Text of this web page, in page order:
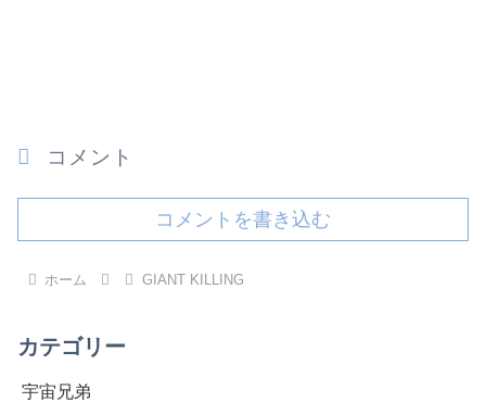
コメント
コメントを書き込む
ホーム GIANT KILLING
カテゴリー
宇宙兄弟